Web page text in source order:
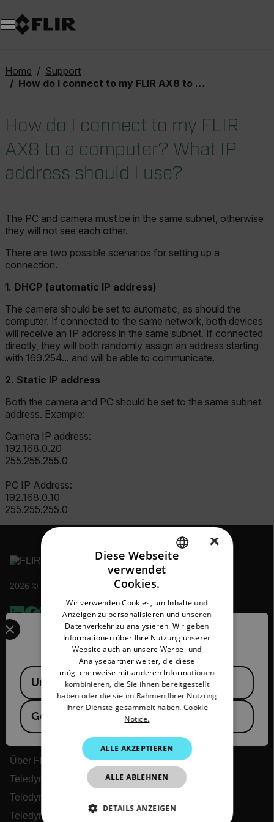
Unread messages
Modell
Entfernen
Elemente
Element
In den Warenkorb
Im Warenkorb
Home
Support
How do I connect to my FLIR AX8 to a computer? What IP address should I use?
How do I connect to my FLIR
AX8 to a computer? What IP
address should I use?
The PC and camera must be in the same subnet, otherwise
they will not see each other.
There are two possible scenarios for setting up a
connection.
1. DHCP (automatic IP address)
The camera should be set to automatic, as should the
computer. If connected to the same network, both devices
will receive an IP address in the same subnet. If connected
directly, they will both randomly assign an address starting
with 169.254... and will be able to communicate.
2. Static IP address
Both the camera and PC should be set to the same subnet
address. Example:
Camera IP address:
192.168.0.20
255.255.255.0
PC IP Address:
192.168.0.10
255.255.255.0
2026 © Flir Alle Rechte vorbehalten.
Flir
Über Flir
Teledyne Technologien
Teledyne FLIR Verteidigung
Teledyne FLIR OEM
Confirm Location
Select your preferred country and language from the
Available Locations
United States
Germany
FRENCH
SPANISH
PORTUGUESE
ITALIAN
KOREAN
CHINESE
×
Diese Webseite
verwendet
Cookies.
Wir verwenden Cookies, um Inhalte und
Anzeigen zu personalisieren und unseren
Datenverkehr zu analysieren. Wir geben
Informationen über Ihre Nutzung unserer
Website auch an unsere Werbe- und
Analysepartner weiter, die diese
möglicherweise mit anderen Informationen
kombinieren, die Sie ihnen bereitgestellt
haben oder die sie im Rahmen Ihrer Nutzung
ihrer Dienste gesammelt haben. Cookie
Notice.
ALLE AKZEPTIEREN
ALLE ABLEHNEN
DETAILS ANZEIGEN